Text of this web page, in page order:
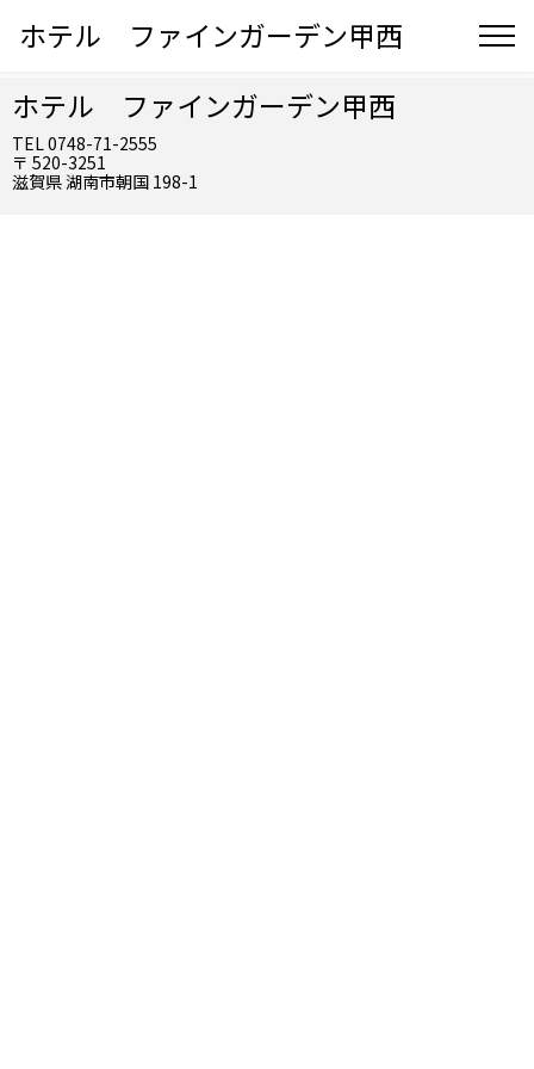
ホテル ファインガーデン甲西
ホテル ファインガーデン甲西
TEL 0748-71-2555
〒 520-3251
滋賀県 湖南市朝国 198-1